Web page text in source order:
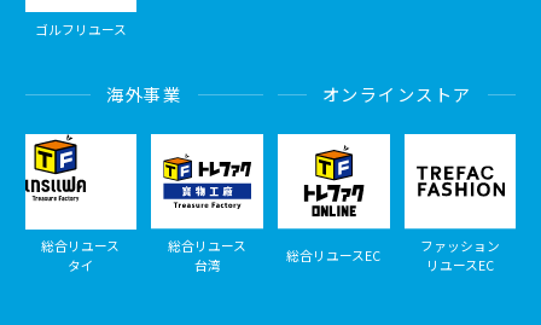
ゴルフリユース
海外事業
総合リユース
タイ
総合リユース
台湾
オンラインストア
総合リユースEC
ファッション
リユースEC